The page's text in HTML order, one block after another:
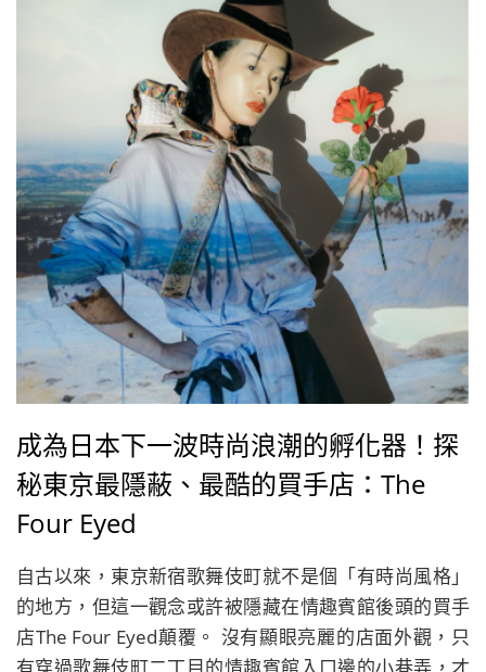
成為日本下一波時尚浪潮的孵化器！探
秘東京最隱蔽、最酷的買手店：The
Four Eyed
自古以來，東京新宿歌舞伎町就不是個「有時尚風格」
的地方，但這一觀念或許被隱藏在情趣賓館後頭的買手
店The Four Eyed顛覆。 沒有顯眼亮麗的店面外觀，只